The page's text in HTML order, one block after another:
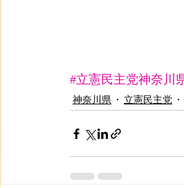
#立憲民主党神奈川
神奈川県 立憲民主党